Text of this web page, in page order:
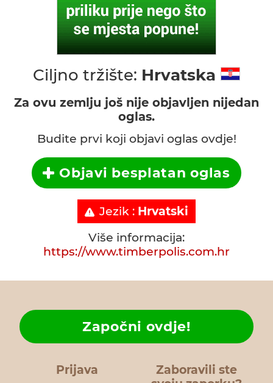
Ciljno tržište: Hrvatska
Za ovu zemlju još nije objavljen nijedan
oglas.
Budite prvi koji objavi oglas ovdje!
Objavi besplatan oglas
Jezik : Hrvatski
Više informacija:
https://www.timberpolis.com.hr
Prijava
Zaboravili ste
Započni ovdje!